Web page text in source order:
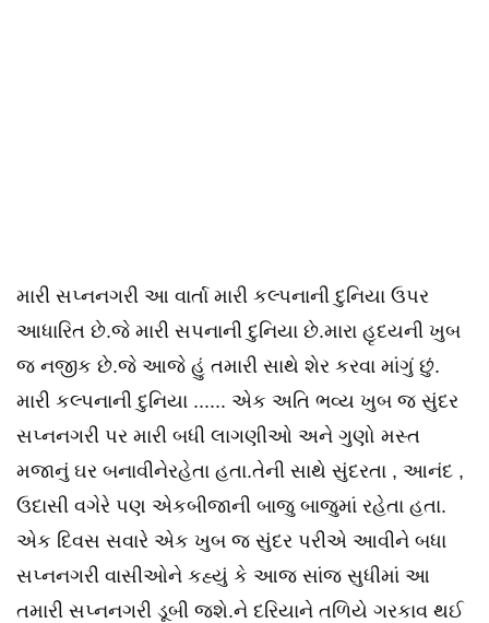
મારી સપ્નનગરી આ વાર્તા મારી કલ્પનાની દુનિયા ઉપર
આધારિત છે.જે મારી સપનાની દુનિયા છે.મારા હૃદયની ખુબ
જ નજીક છે.જે આજે હું તમારી સાથે શેર કરવા માંગું છું.
મારી કલ્પનાની દુનિયા ...... એક અતિ ભવ્ય ખુબ જ સુંદર
સપ્નનગરી પર મારી બધી લાગણીઓ અને ગુણો મસ્ત
મજાનું ઘર બનાવીનેરહેતા હતા.તેની સાથે સુંદરતા , આનંદ ,
ઉદાસી વગેરે પણ એકબીજાની બાજુ બાજુમાં રહેતા હતા.
એક દિવસ સવારે એક ખુબ જ સુંદર પરીએ આવીને બધા
સપ્નનગરી વાસીઓને કહ્યું કે આજ સાંજ સુધીમાં આ
તમારી સપ્નનગરી ડૂબી જશે.ને દરિયાને તળિયે ગરકાવ થઈ